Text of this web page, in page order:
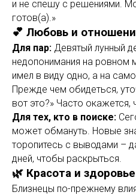
и не спешу с решениями.
готов(а).»
💕 Любовь и
Для пар: Девятый лунный
недопонимания на ровном
имел в виду одно, а на
Прежде чем обидеться,
вот это?» Часто окажется,
Для тех, кто в поиске:
может обмануть. Новые
торопитесь с выводами –
дней, чтобы раскрыться.
🌿 Красота и здоровье
Близнецы по-прежнему